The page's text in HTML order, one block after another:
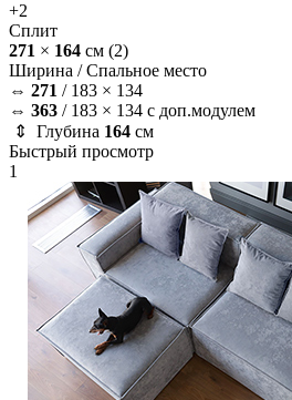
+2
Сплит
271 × 164 см (2)
Ширина /Спальное место
⇔ 271 / 183 × 134
⇔ 363 / 183 × 134 с доп.модулем
⇕ Глубина 164 см
Быстрый просмотр
1